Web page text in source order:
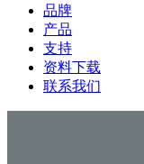
品牌
产品
支持
资料下载
联系我们